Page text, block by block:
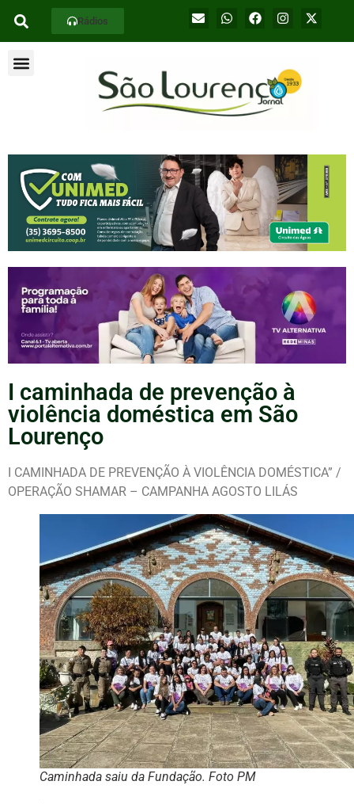
Rádios
I caminhada de prevenção à
violência doméstica em São
Lourenço
I CAMINHADA DE PREVENÇÃO À VIOLÊNCIA DOMÉSTICA” /
OPERAÇÃO SHAMAR – CAMPANHA AGOSTO LILÁS
Caminhada saiu da Fundação. Foto PM